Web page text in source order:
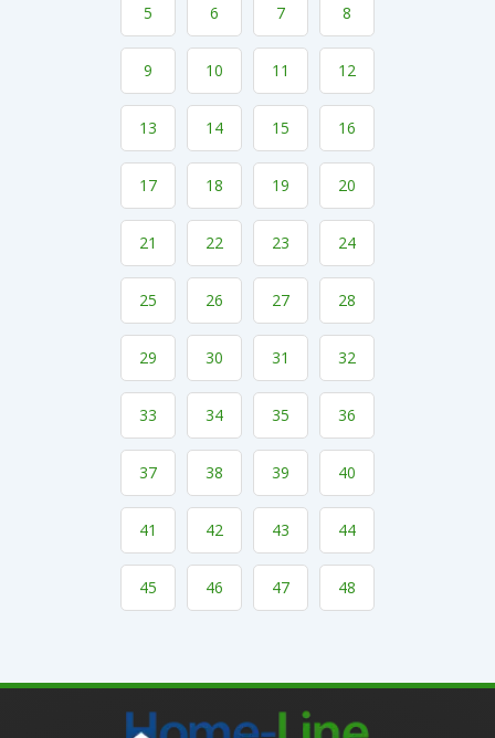
5 6 7 8
9 10 11 12
13 14 15 16
17 18 19 20
21 22 23 24
25 26 27 28
29 30 31 32
33 34 35 36
37 38 39 40
41 42 43 44
45 46 47 48